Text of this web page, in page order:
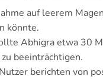
auf leerem
könnte.
Abhigra etwa 30
beeinträchtigen.
berichten von